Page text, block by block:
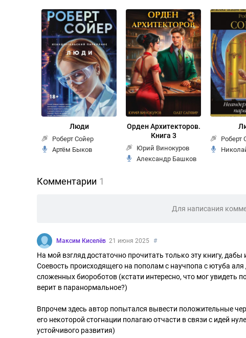
Люди
Роберт Сойер
Артём Быков
Орден Архитекторов.
Книга 3
Юрий Винокуров
Александр Башков
Роберт
Комментарии 1
Для написания
Максим Киселёв 21 июня 2025 #
На мой взгляд достаточно прочитать только эту книгу, дабы
Соевость происходящего на пополам с научпопа с ютуба
сложенных биороботов (кстати интересно, что мог увидеть
верит в паранормальное?)
Впрочем здесь автор попытался вывести положительные
его некоторой стогнации полагаю отчасти в связи с идей
устойчивого развития)